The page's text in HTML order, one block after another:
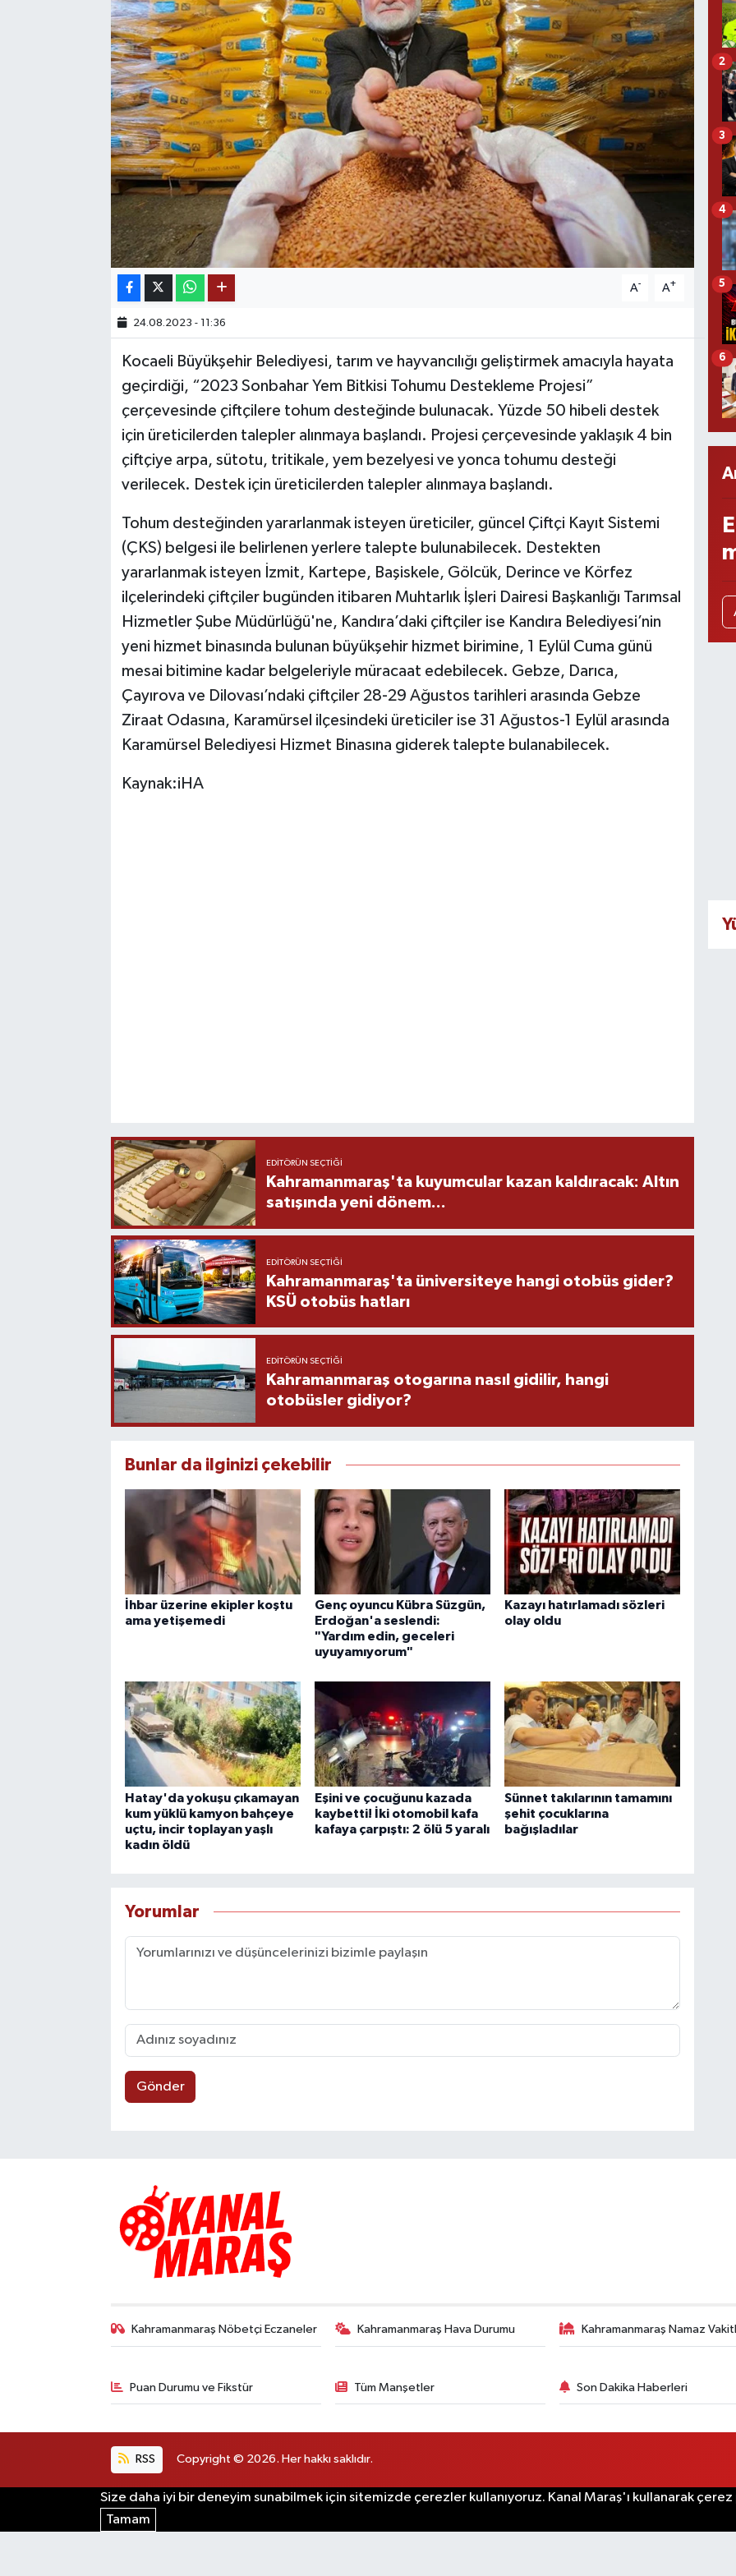
A- A+
24.08.2023 - 11:36
Kocaeli Büyükşehir Belediyesi, tarım ve hayvancılığı geliştirmek amacıyla hayata
geçirdiği, “2023 Sonbahar Yem Bitkisi Tohumu Destekleme Projesi”
çerçevesinde çiftçilere tohum desteğinde bulunacak. Yüzde 50 hibeli destek
için üreticilerden talepler alınmaya başlandı. Projesi çerçevesinde yaklaşık 4 bin
çiftçiye arpa, sütotu, tritikale, yem bezelyesi ve yonca tohumu desteği
verilecek. Destek için üreticilerden talepler alınmaya başlandı.
Tohum desteğinden yararlanmak isteyen üreticiler, güncel Çiftçi Kayıt Sistemi
(ÇKS) belgesi ile belirlenen yerlere talepte bulunabilecek. Destekten
yararlanmak isteyen İzmit, Kartepe, Başiskele, Gölcük, Derince ve Körfez
ilçelerindeki çiftçiler bugünden itibaren Muhtarlık İşleri Dairesi Başkanlığı Tarımsal
Hizmetler Şube Müdürlüğü'ne, Kandıra’daki çiftçiler ise Kandıra Belediyesi’nin
yeni hizmet binasında bulunan büyükşehir hizmet birimine, 1 Eylül Cuma günü
mesai bitimine kadar belgeleriyle müracaat edebilecek. Gebze, Darıca,
Çayırova ve Dilovası’ndaki çiftçiler 28-29 Ağustos tarihleri arasında Gebze
Ziraat Odasına, Karamürsel ilçesindeki üreticiler ise 31 Ağustos-1 Eylül arasında
Karamürsel Belediyesi Hizmet Binasına giderek talepte bulanabilecek.
Kaynak:iHA
EDITÖRÜN SEÇTIĞI
Kahramanmaraş'ta kuyumcular kazan kaldıracak: Altın
satışında yeni dönem...
EDITÖRÜN SEÇTIĞI
Kahramanmaraş'ta üniversiteye hangi otobüs gider?
KSÜ otobüs hatları
EDITÖRÜN SEÇTIĞI
Kahramanmaraş otogarına nasıl gidilir, hangi
otobüsler gidiyor?
Bunlar da ilginizi çekebilir
İhbar üzerine ekipler koştu
ama yetişemedi
Genç oyuncu Kübra Süzgün,
Erdoğan'a seslendi:
"Yardım edin, geceleri
uyuyamıyorum"
Kazayı hatırlamadı sözleri
olay oldu
Hatay'da yokuşu çıkamayan
kum yüklü kamyon bahçeye
uçtu, incir toplayan yaşlı
kadın öldü
Eşini ve çocuğunu kazada
kaybetti! İki otomobil kafa
kafaya çarpıştı: 2 ölü 5 yaralı
Sünnet takılarının tamamını
şehit çocuklarına
bağışladılar
Yorumlar
Gönder
2
3
4
5
6
Kahramanmaraş Nöbetçi Eczaneler Kahramanmaraş Hava Durumu Kahramanmaraş Namaz
Puan Durumu ve Fikstür Tüm Manşetler Son Dakika Haberleri
RSS Copyright © 2026. Her hakkı saklıdır.
Size daha iyi bir deneyim sunabilmek için sitemizde çerezler kullanıyoruz. Kanal Maraş'ı kullanarak çerez
Tamam
KÜLTÜR SANAT